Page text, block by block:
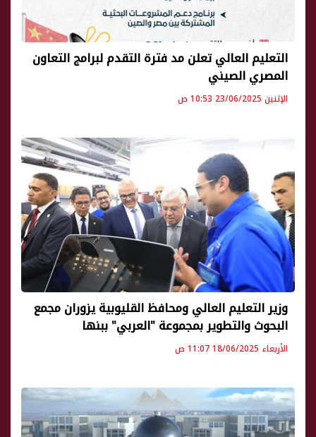
التعليم العالي تعلن مد فترة التقدم لبرامج التعاون
المصري الصيني
الإثنين 23/06/2025 10:53 ص
وزير التعليم العالي ومحافظ القليوبية يزوران مجمع
البحوث والتطوير بمجموعة "العربي" ببنها
الأربعاء 18/06/2025 11:07 ص